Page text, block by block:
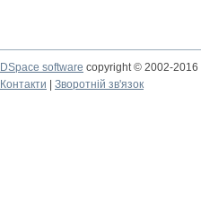
DSpace software copyright © 2002-2016
Контакти
Зворотній зв'язок